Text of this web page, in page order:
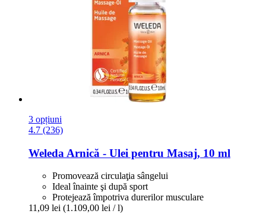
3 opțiuni
4.7 (236)
Weleda Arnică -​ Ulei pentru Masaj, 10 ml
Promovează circulaţia sângelui
Ideal înainte şi după sport
Protejează împotriva durerilor musculare
11,09 lei (1.109,00 lei / l)